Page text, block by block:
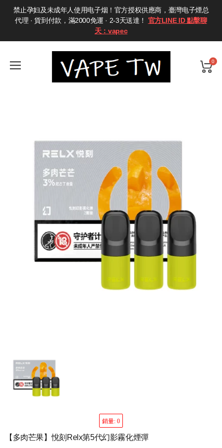
禁止孕妇及未成年人使用电子烟！官方授权供應商，臺灣电子煙总
代理 · 貨到付款，滿2000免運 · 2-3天送達！ 官方LINE ID 點擊聊
天：vapec
0
銷量: 0
【多肉芒果】悅刻Relx第5代幻影霧化煙彈